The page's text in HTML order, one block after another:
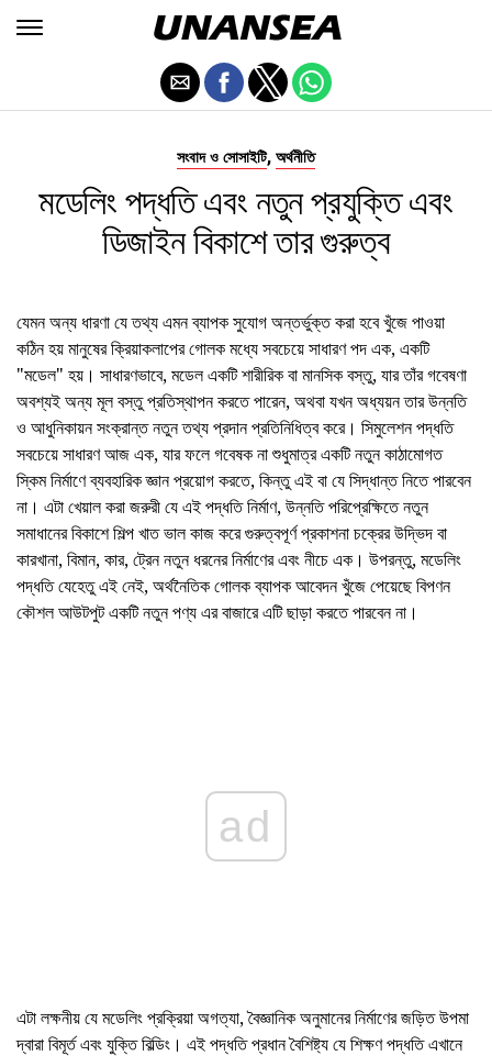
সংবাদ ও সোসাইটি, অর্থনীতি
মডেলিং পদ্ধতি এবং নতুন প্রযুক্তি এবং
ডিজাইন বিকাশে তার গুরুত্ব
যেমন অন্য ধারণা যে তথ্য এমন ব্যাপক সুযোগ অন্তর্ভুক্ত করা হবে খুঁজে পাওয়া
কঠিন হয় মানুষের ক্রিয়াকলাপের গোলক মধ্যে সবচেয়ে সাধারণ পদ এক, একটি
"মডেল" হয়। সাধারণভাবে, মডেল একটি শারীরিক বা মানসিক বস্তু, যার তাঁর গবেষণা
অবশ্যই অন্য মূল বস্তু প্রতিস্থাপন করতে পারেন, অথবা যখন অধ্যয়ন তার উন্নতি
ও আধুনিকায়ন সংক্রান্ত নতুন তথ্য প্রদান প্রতিনিধিত্ব করে। সিমুলেশন পদ্ধতি
সবচেয়ে সাধারণ আজ এক, যার ফলে গবেষক না শুধুমাত্র একটি নতুন কাঠামোগত
স্কিম নির্মাণে ব্যবহারিক জ্ঞান প্রয়োগ করতে, কিন্তু এই বা যে সিদ্ধান্ত নিতে পারবেন
না। এটা খেয়াল করা জরুরী যে এই পদ্ধতি নির্মাণ, উন্নতি পরিপ্রেক্ষিতে নতুন
সমাধানের বিকাশে শিল্প খাত ভাল কাজ করে গুরুত্বপূর্ণ প্রকাশনা চক্রের উদ্ভিদ বা
কারখানা, বিমান, কার, ট্রেন নতুন ধরনের নির্মাণের এবং নীচে এক। উপরন্তু, মডেলিং
পদ্ধতি যেহেতু এই নেই, অর্থনৈতিক গোলক ব্যাপক আবেদন খুঁজে পেয়েছে বিপণন
কৌশল আউটপুট একটি নতুন পণ্য এর বাজারে এটি ছাড়া করতে পারবেন না।
ad
এটা লক্ষনীয় যে মডেলিং প্রক্রিয়া অগত্যা, বৈজ্ঞানিক অনুমানের নির্মাণের জড়িত উপমা
দ্বারা বিমূর্ত এবং যুক্তি বিল্ডিং। এই পদ্ধতি প্রধান বৈশিষ্ট্য যে শিক্ষণ পদ্ধতি এখানে